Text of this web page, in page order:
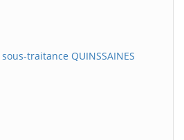
traitance QUINSSAINES